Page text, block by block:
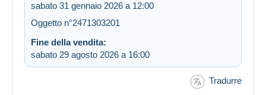
sabato 31 gennaio 2026 a 12:00
Oggetto n°2471303201
Fine della vendita:
sabato 29 agosto 2026 a 16:00
Tradurre